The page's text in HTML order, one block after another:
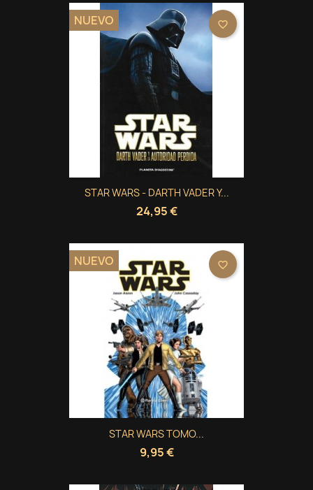
STAR WARS - DARTH VADER Y...
24,95 €
NUEVO favorite_border
STAR WARS TOMO...
9,95 €
NUEVO favorite_border